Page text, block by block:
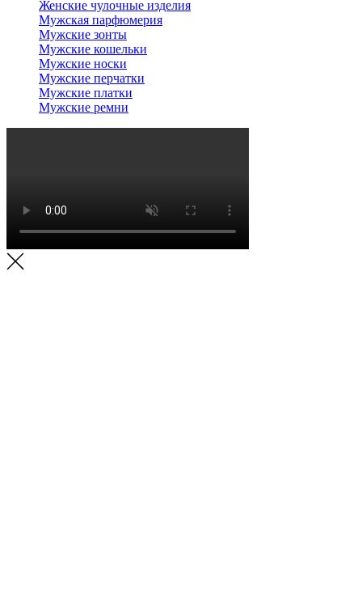
Женские чулочные изделия
Мужская парфюмерия
Мужские зонты
Мужские кошельки
Мужские носки
Мужские перчатки
Мужские платки
Мужские ремни